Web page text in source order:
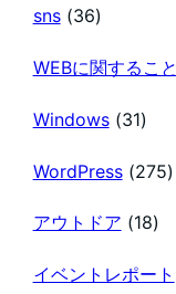
り
sns(36)
WEBに関すること
Windows(31)
WordPress(275)
アウトドア (18)
イベントレポート